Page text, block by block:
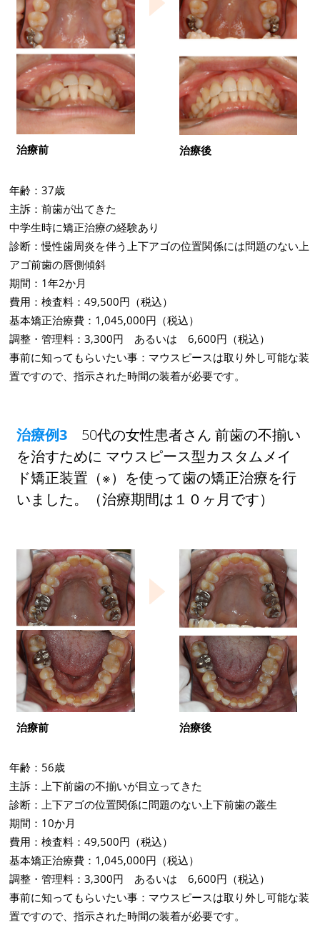
治療前 治療後
年齢：37歳
主訴：前歯が出てきた
中学生時に矯正治療の経験あり
診断：慢性歯周炎を伴う上下アゴの位置関係には問題のない上
アゴ前歯の唇側傾斜
期間：1年2か月
費用：検査料：49,500円（税込）
基本矯正治療費：1,045,000円（税込）
調整・管理料：3,300円 あるいは 6,600円（税込）
事前に知ってもらいたい事：マウスピースは取り外し可能な装
置ですので、指示された時間の装着が必要です。
治療例3 50代の女性患者さん 前歯の不揃い
を治すために マウスピース型カスタムメイ
ド矯正装置（※）を使って歯の矯正治療を行
いました。（治療期間は１０ヶ月です）
治療前 治療後
年齢：56歳
主訴：上下前歯の不揃いが目立ってきた
診断：上下アゴの位置関係に問題のない上下前歯の叢生
期間：10か月
費用：検査料：49,500円（税込）
基本矯正治療費：1,045,000円（税込）
調整・管理料：3,300円 あるいは 6,600円（税込）
事前に知ってもらいたい事：マウスピースは取り外し可能な装
置ですので、指示された時間の装着が必要です。